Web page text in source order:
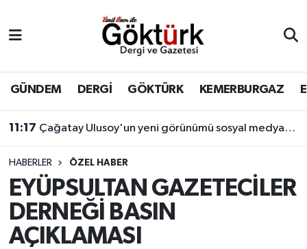
GÜNDEM DERGİ GÖKTÜRK KEMERBURGAZ
11:17 Çağatay Ulusoy'un yeni görünümü sosyal medyada gündem yarattı
HABERLER ÖZEL HABER
EYÜPSULTAN GAZETECİLER
DERNEĞİ BASIN
AÇIKLAMASI
BİLİM
DERGİ
DÜNYA
EĞİTİM
EKONOMİ
Eyüpsultan Hava Durumu
Eyüpsultan Trafik Yoğunluk Haritası
Süper Lig Puan Durumu ve Fikstür
Tüm Manşetler
Son Dakika Haberleri
Haber Arşivi